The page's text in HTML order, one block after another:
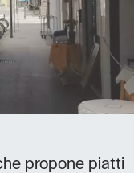
propone piatti